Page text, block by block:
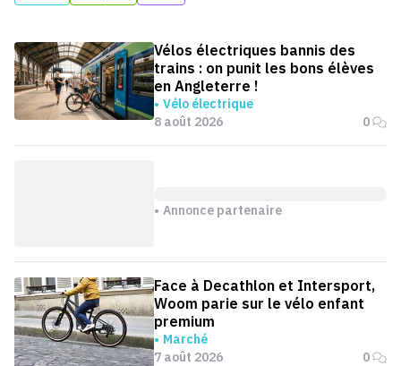
Vélos électriques bannis des
trains : on punit les bons élèves
en Angleterre !
Vélo électrique
8 août 2026
0
Annonce partenaire
Face à Decathlon et Intersport,
Woom parie sur le vélo enfant
premium
Marché
7 août 2026
0